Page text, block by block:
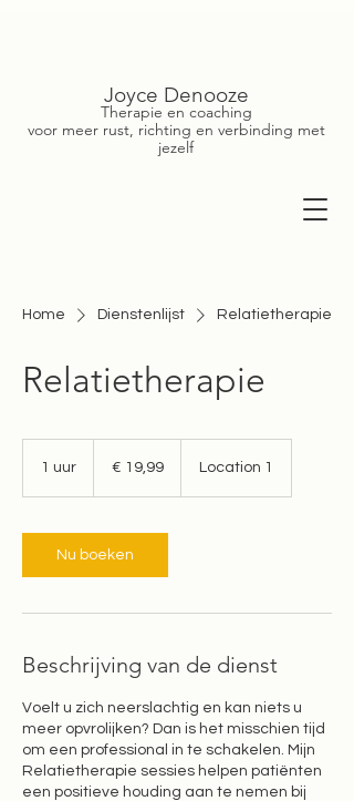
Joyce Denooze
Therapie en coaching
voor meer rust, richting en verbinding met
jezelf
Home Dienstenlijst Relatietherapie
Relatietherapie
1 uur € 19,99 Location 1
Nu boeken
Beschrijving van de dienst
Voelt u zich neerslachtig en kan niets u
meer opvrolijken? Dan is het misschien tijd
om een professional in te schakelen. Mijn
Relatietherapie sessies helpen patiënten
een positieve houding aan te nemen bij